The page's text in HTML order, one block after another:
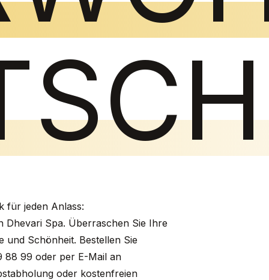
für jeden Anlass:
Dhevari Spa. Überraschen Sie Ihre
und Schönheit. Bestellen Sie
88 99 oder per E-Mail an
oder kostenfreien